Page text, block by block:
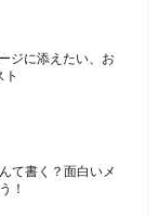
ジに添えたい、お
ト
て書く？面白いメ
！